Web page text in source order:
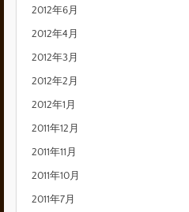
2012年6月
2012年4月
2012年3月
2012年2月
2012年1月
2011年12月
2011年11月
2011年10月
2011年7月